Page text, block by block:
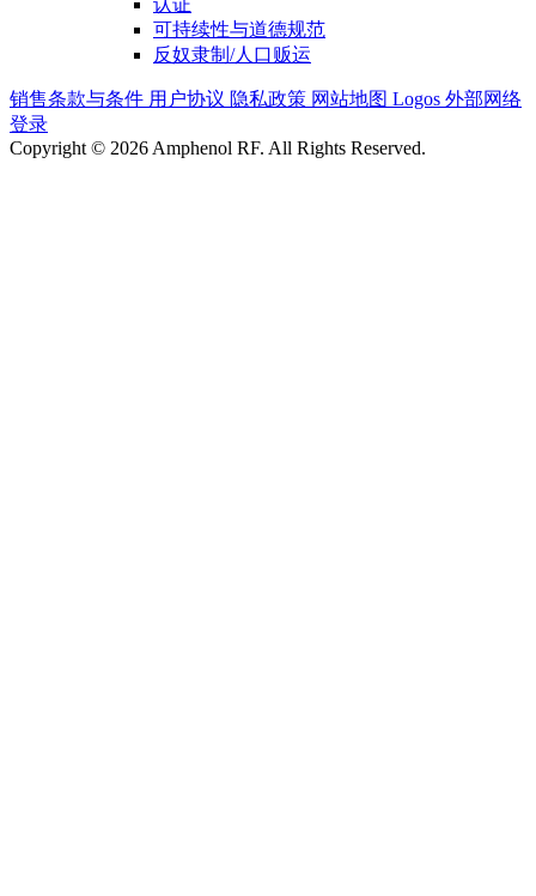
认证
可持续性与道德规范
反奴隶制/人口贩运
销售条款与条件 用户协议 隐私政策 网站地图 Logos 外部网络
登录
Copyright © 2026 Amphenol RF. All Rights Reserved.